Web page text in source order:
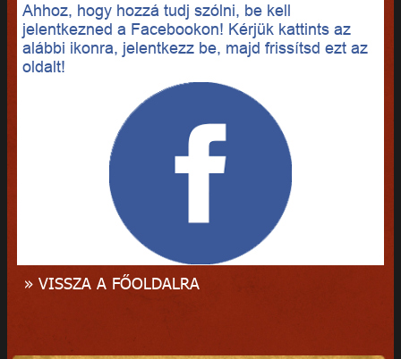
Ahhoz, hogy hozzá tudj szólni, be kell
jelentkezned a Facebookon! Kérjük kattints az
alábbi ikonra, jelentkezz be, majd frissítsd ezt az
oldalt!
» VISSZA A FŐOLDALRA